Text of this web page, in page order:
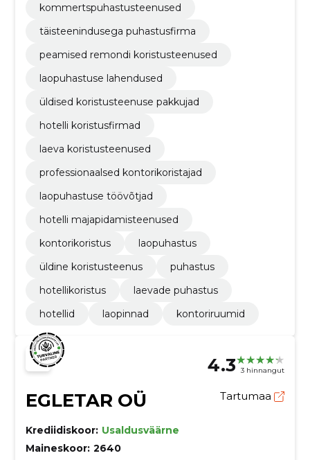
kommertspuhastusteenused
täisteenindusega puhastusfirma
peamised remondi koristusteenused
laopuhastuse lahendused
üldised koristusteenuse pakkujad
hotelli koristusfirmad
laeva koristusteenused
professionaalsed kontorikoristajad
laopuhastuse töövõtjad
hotelli majapidamisteenused
kontorikoristus
laopuhastus
üldine koristusteenus
puhastus
hotellikoristus
laevade puhastus
hotellid
laopinnad kontoriruumid
4.3 3 hinnangut
EGLETAR OÜ Tartumaa
Krediidiskoor: Usaldusväärne
Maineskoor: 2640